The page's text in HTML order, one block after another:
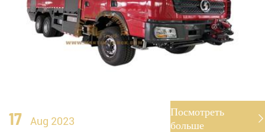
17 Aug 2023
Посмотреть
больше
